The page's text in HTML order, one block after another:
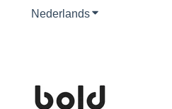
NederlandsSubmenu tonen